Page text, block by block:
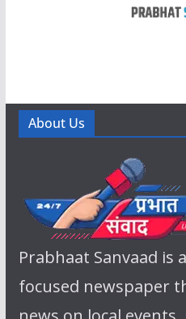
About Us
Prabhaat Sanvaad is
focused newspaper